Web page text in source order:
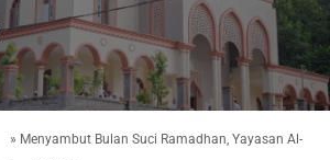
» Menyambut Bulan Suci Ramadhan, Yayasan Al-